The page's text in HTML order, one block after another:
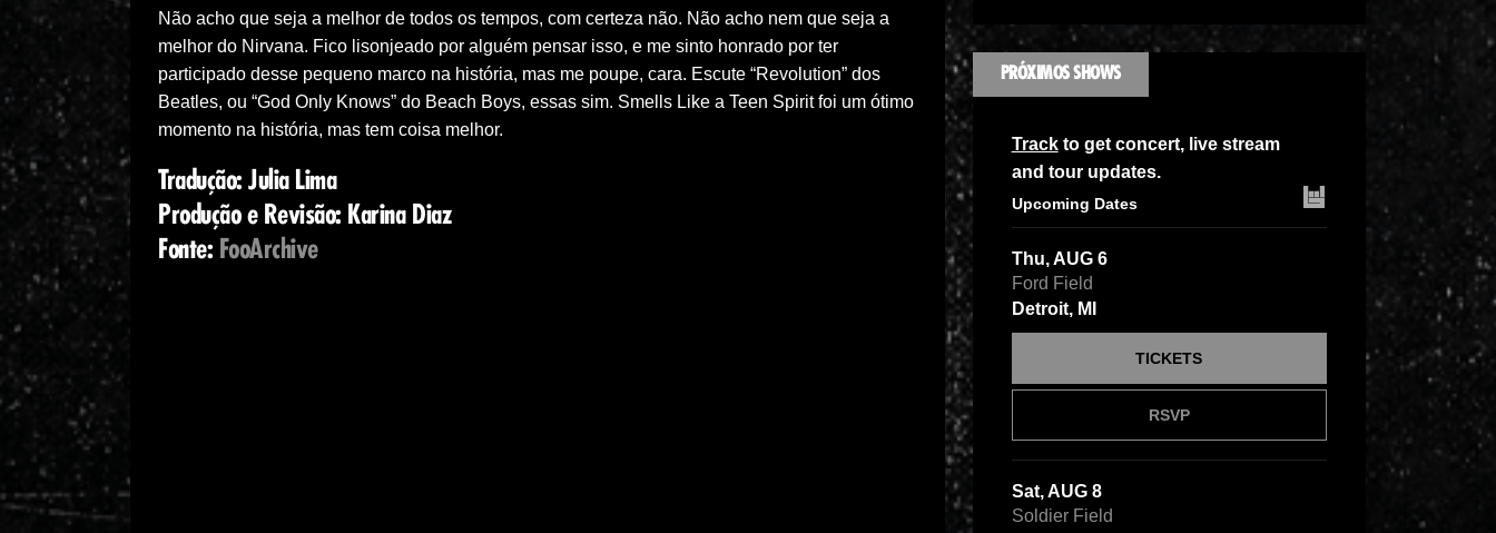
Não acho que seja a melhor de todos os tempos, com certeza não. Não acho nem que seja a
melhor do Nirvana. Fico lisonjeado por alguém pensar isso, e me sinto honrado por ter
participado desse pequeno marco na história, mas me poupe, cara. Escute “Revolution” dos
Beatles, ou “God Only Knows” do Beach Boys, essas sim. Smells Like a Teen Spirit foi um ótimo
momento na história, mas tem coisa melhor.
Tradução: Julia Lima
Produção e Revisão: Karina Diaz
Fonte: FooArchive
PRÓXIMOS SHOWS
Trackto get concert, live stream
and tour updates.
Upcoming Dates
Thu, AUG 6
Ford Field
Detroit, MI
RSVP
TICKETS
Sat, AUG 8
Soldier Field